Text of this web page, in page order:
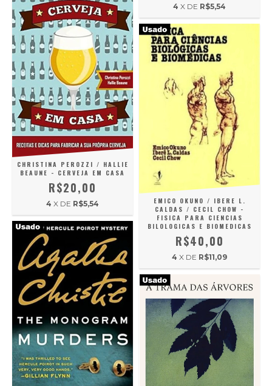
4 X DE R$5,54
CHRISTINA PEROZZI / HALLIE
BEAUNE - CERVEJA EM CASA
R$20,00
4 X DE R$5,54
EMICO OKUNO / IBERE L.
CALDAS / CECIL CHOW -
FISICA PARA CIENCIAS
BILOLOGICAS E BIOMEDICAS
R$40,00
4 X DE R$11,09